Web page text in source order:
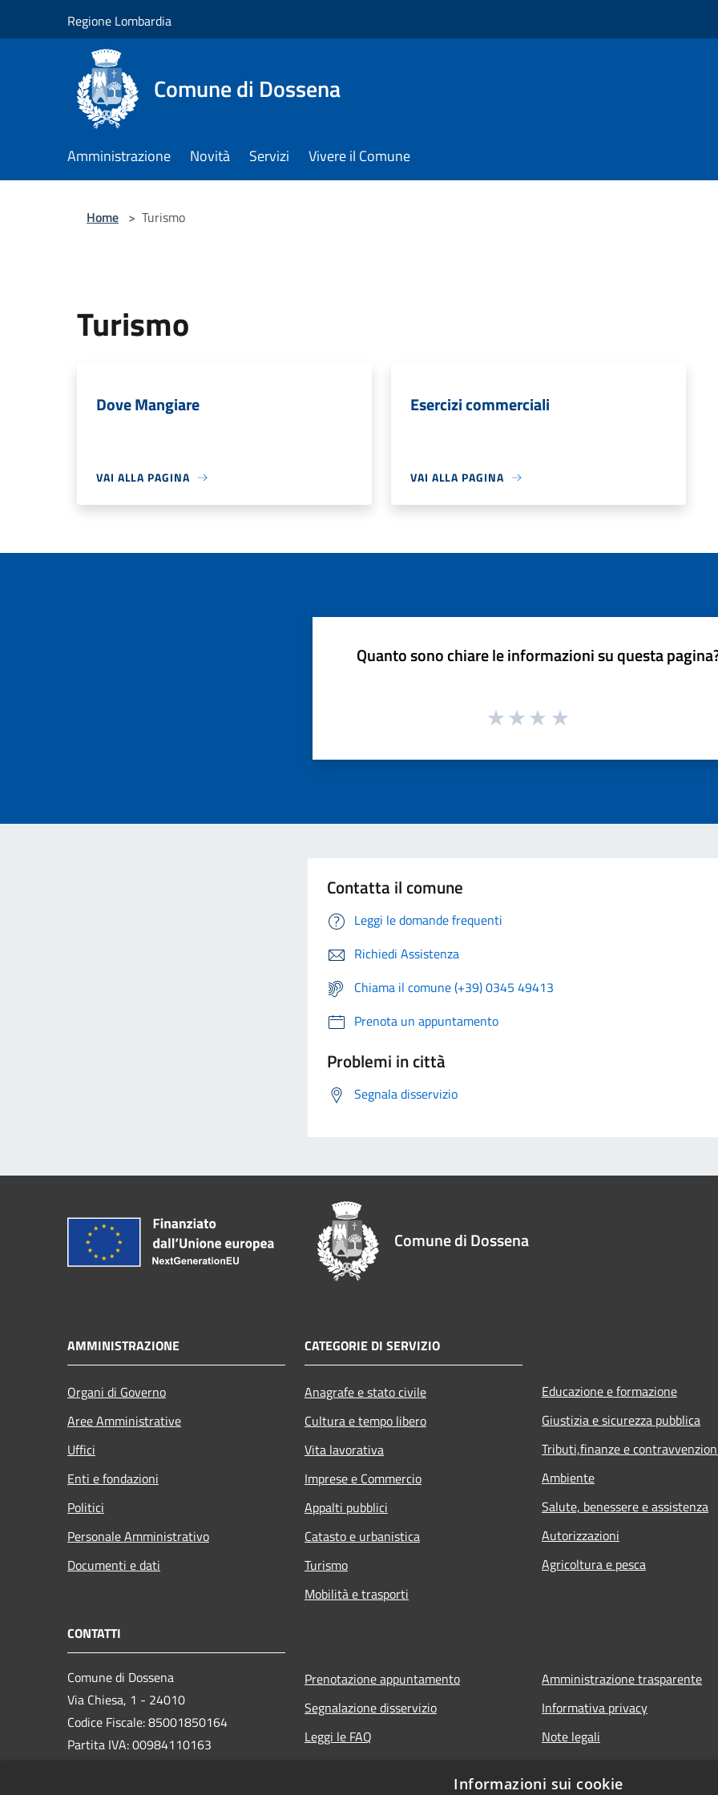
Regione Lombardia
Comune di Dossena
Amministrazione Novità Servizi Vivere il Comune
Home > Turismo
Turismo
Dove Mangiare
VAI ALLA PAGINA
Esercizi commerciali
VAI ALLA PAGINA
Quanto sono chiare le informazioni su questa
Contatta il comune
Leggi le domande frequenti
Richiedi Assistenza
Chiama il comune (+39) 0345 49413
Prenota un appuntamento
Problemi in città
Segnala disservizio
Comune di Dossena
AMMINISTRAZIONE
Organi di Governo
Aree Amministrative
Uffici
Enti e fondazioni
Politici
Personale Amministrativo
Documenti e dati
CATEGORIE DI SERVIZIO
Anagrafe e stato civile
Cultura e tempo libero
Vita lavorativa
Imprese e Commercio
Appalti pubblici
Catasto e urbanistica
Turismo
Mobilità e trasporti
Educazione e formazione
Giustizia e sicurezza pubblica
Tributi,finanze e
Ambiente
Salute, benessere e assistenza
Autorizzazioni
Agricoltura e pesca
CONTATTI
Comune di Dossena
Via Chiesa, 1 - 24010
Codice Fiscale: 85001850164
Partita IVA: 00984110163
Prenotazione appuntamento
Segnalazione disservizio
Leggi le FAQ
Amministrazione trasparente
Informativa privacy
Note legali
Informazioni sui cookie